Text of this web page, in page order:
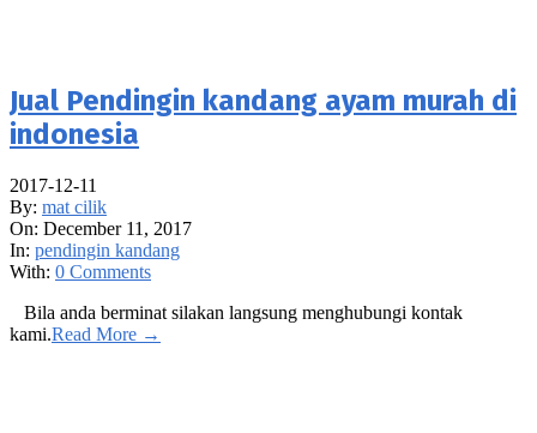
Jual Pendingin kandang ayam murah di
indonesia
2017-12-11
By: mat cilik
On: December 11, 2017
In: pendingin kandang
With: 0 Comments
Bila anda berminat silakan langsung menghubungi kontak
kami.Read More →